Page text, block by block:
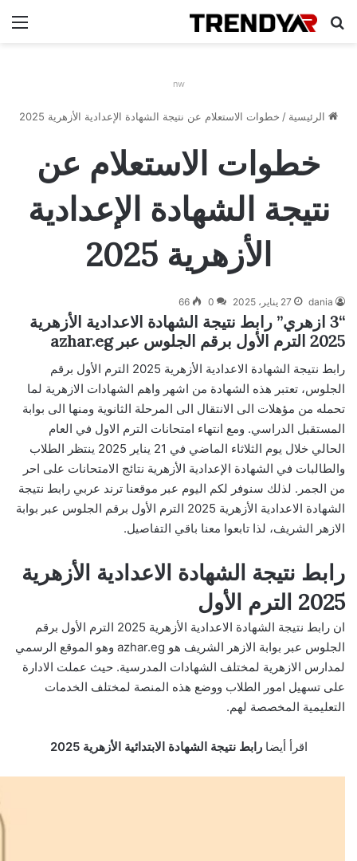
بحث عن
nw
الرئيسية / خطوات الاستعلام عن نتيجة الشهادة الإعدادية الأزهرية 2025
خطوات الاستعلام عن
نتيجة الشهادة الإعدادية
الأزهرية 2025
dania 27 يناير، 2025 0
66
“3 ازهري” رابط نتيجة الشهادة الاعدادية الأزهرية
2025 الترم الأول برقم الجلوس عبر azhar.eg
رابط نتيجة الشهادة الاعدادية الأزهرية 2025 الترم الأول برقم
الجلوس، تعتبر هذه الشهادة من اشهر واهم الشهادات الازهرية لما
تحمله من مؤهلات الى الانتقال الى المرحلة الثانوية ومنها الى بوابة
المستقبل الدراسي. ومع انتهاء امتحانات الترم الاول في العام
الحالي خلال يوم الثلاثاء الماضي في 21 يناير 2025 ينتظر الطلاب
والطالبات في الشهادة الإعدادية الأزهرية نتائج الامتحانات على احر
من الجمر. لذلك سنوفر لكم اليوم عبر موقعنا ترند عربي رابط نتيجة
الشهادة الاعدادية الأزهرية 2025 الترم الأول برقم الجلوس عبر بوابة
الازهر الشريف، لذا تابعوا معنا باقي التفاصيل.
رابط نتيجة الشهادة الاعدادية الأزهرية
2025 الترم الأول
ان رابط نتيجة الشهادة الاعدادية الأزهرية 2025 الترم الأول برقم
الجلوس عبر بوابة الازهر الشريف هو azhar.eg وهو الموقع الرسمي
لمدارس الازهرية لمختلف الشهادات المدرسية. حيث عملت الادارة
على تسهيل امور الطلاب ووضع هذه المنصة لمختلف الخدمات
التعليمية المخصصة لهم.
اقرأ أيضارابط نتيجة الشهادة الابتدائية الأزهرية 2025